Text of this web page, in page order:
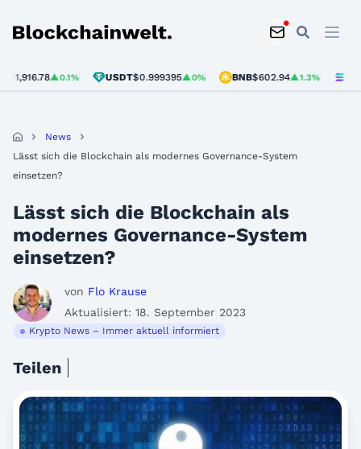
Blockchainwelt
▲0.1% USDT$0.999395▲0% BNB$602.94▲1.3% SOL
News
Lässt sich die Blockchain als modernes Governance-System
einsetzen?
Lässt sich die Blockchain als
modernes Governance-System
einsetzen?
von Flo Krause
Aktualisiert: 18. September 2023
Krypto News – Immer aktuell informiert
Teilen